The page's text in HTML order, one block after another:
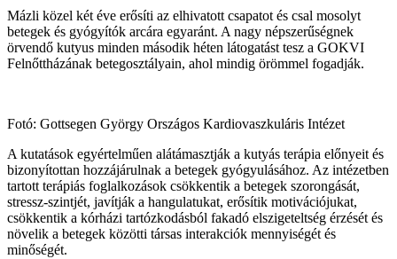
Mázli közel két éve erősíti az elhivatott csapatot és csal mosolyt
betegek és gyógyítók arcára egyaránt. A nagy népszerűségnek
örvendő kutyus minden második héten látogatást tesz a GOKVI
Felnőttházának betegosztályain, ahol mindig örömmel fogadják.
Fotó: Gottsegen György Országos Kardiovaszkuláris Intézet
A kutatások egyértelműen alátámasztják a kutyás terápia előnyeit és
bizonyítottan hozzájárulnak a betegek gyógyulásához. Az intézetben
tartott terápiás foglalkozások csökkentik a betegek szorongását,
stressz-szintjét, javítják a hangulatukat, erősítik motivációjukat,
csökkentik a kórházi tartózkodásból fakadó elszigeteltség érzését és
növelik a betegek közötti társas interakciók mennyiségét és
minőségét.